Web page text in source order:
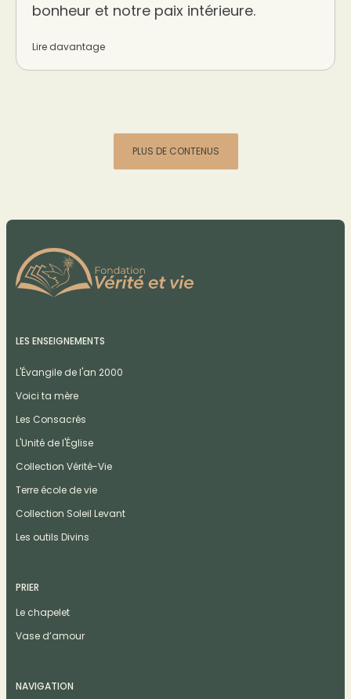
bonheur et notre paix intérieure.
Lire davantage
PLUS DE CONTENUS
LES ENSEIGNEMENTS
L'Évangile de l'an 2000
Voici ta mère
Les Consacrés
L'Unité de l'Église
Collection Vérité-Vie
Terre école de vie
Collection Soleil Levant
Les outils Divins
PRIER
Le chapelet
Vase d’amour
NAVIGATION